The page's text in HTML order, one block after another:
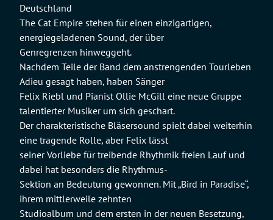
Deutschland
The Cat Empire stehen für einen einzigartigen,
energiegeladenen Sound, der über
Genregrenzen hinweggeht.
Nachdem Teile der Band dem anstrengenden Tourleben
Adieu gesagt haben, haben Sänger
Felix Riebl und Pianist Ollie McGill eine neue Gruppe
talentierter Musiker um sich geschart.
Der charakteristische Bläsersound spielt dabei weiterhin
eine tragende Rolle, aber Felix lässt
seiner Vorliebe für treibende Rhythmik freien Lauf und
dabei hat besonders die Rhythmus-
Sektion an Bedeutung gewonnen. Mit „Bird in Paradise“,
ihrem mittlerweile zehnten
Studioalbum und dem ersten in der neuen Besetzung,